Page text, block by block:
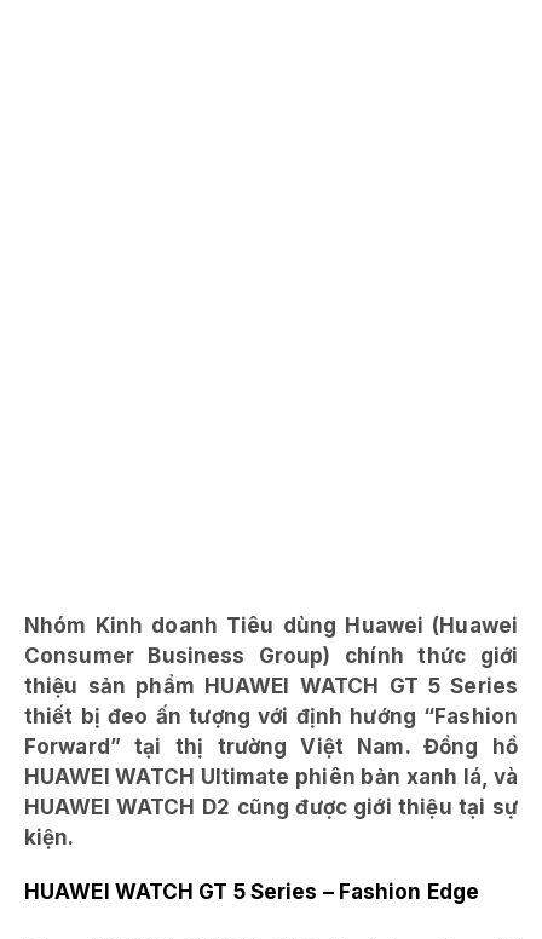
Nhóm Kinh doanh Tiêu dùng Huawei (Huawei
Consumer Business Group) chính thức giới
thiệu sản phẩm HUAWEI WATCH GT 5 Series
thiết bị đeo ấn tượng với định hướng “Fashion
Forward” tại thị trường Việt Nam. Đồng hồ
HUAWEI WATCH Ultimate phiên bản xanh lá, và
HUAWEI WATCH D2 cũng được giới thiệu tại sự
kiện.
HUAWEI WATCH GT 5 Series – Fashion Edge